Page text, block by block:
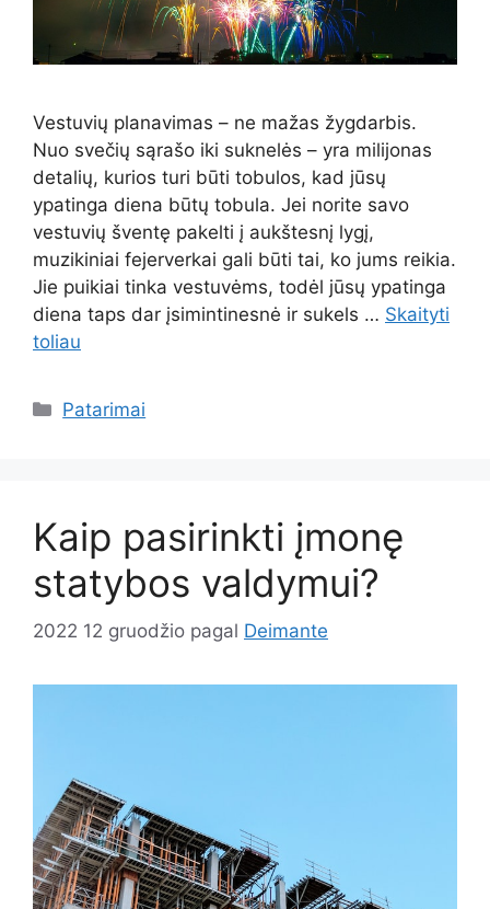
Vestuvių planavimas – ne mažas žygdarbis.
Nuo svečių sąrašo iki suknelės – yra milijonas
detalių, kurios turi būti tobulos, kad jūsų
ypatinga diena būtų tobula. Jei norite savo
vestuvių šventę pakelti į aukštesnį lygį,
muzikiniai fejerverkai gali būti tai, ko jums reikia.
Jie puikiai tinka vestuvėms, todėl jūsų ypatinga
diena taps dar įsimintinesnė ir sukels … Skaityti
toliau
Kategorijos
Patarimai
Kaip pasirinkti įmonę
statybos valdymui?
2022 12 gruodžio pagal Deimante